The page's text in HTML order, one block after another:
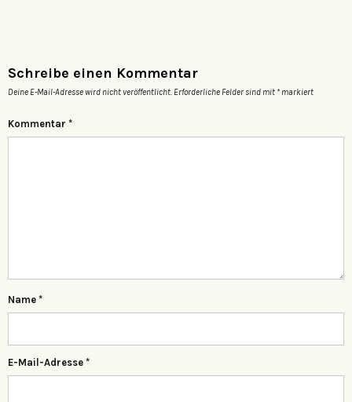
Schreibe einen Kommentar
Deine E-Mail-Adresse wird nicht veröffentlicht. Erforderliche Felder sind mit * markiert
Kommentar *
Name *
E-Mail-Adresse *